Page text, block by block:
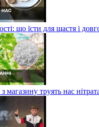
що їсти для щастя і
труять нас